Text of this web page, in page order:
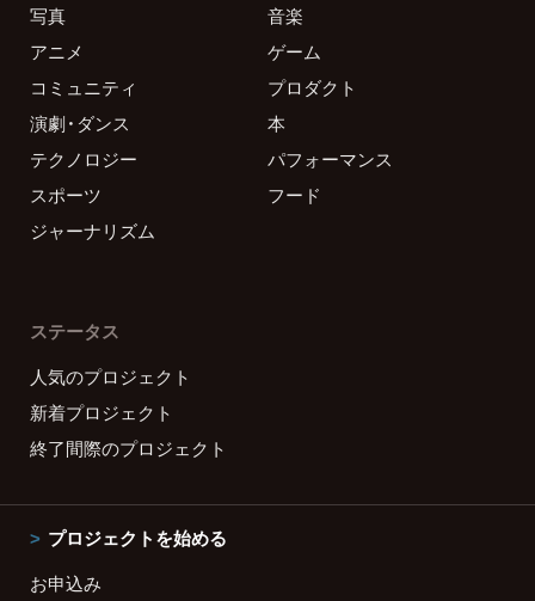
写真
音楽
アニメ
ゲーム
コミュニティ
プロダクト
演劇・ダンス
本
テクノロジー
パフォーマンス
スポーツ
フード
ジャーナリズム
ステータス
人気のプロジェクト
新着プロジェクト
終了間際のプロジェクト
プロジェクトを始める
お申込み